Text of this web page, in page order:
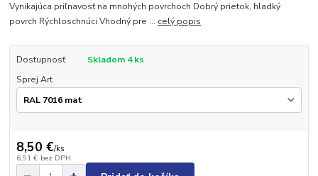
Vynikajúca priľnavosť na mnohých povrchoch Dobrý prietok, hladký
povrch Rýchloschnúci Vhodný pre ... celý popis
Dostupnosť
Skladom 4 ks
Sprej Art
8,50 €/ks
6,91 € bez DPH